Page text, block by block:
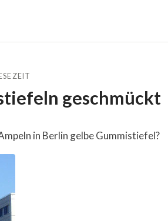
geschmückt
in Berlin gelbe Gummistiefel?